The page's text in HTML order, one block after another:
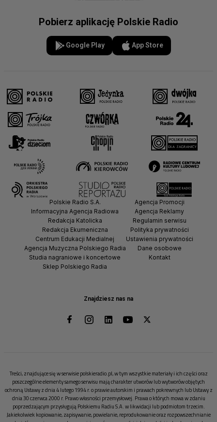
Pobierz aplikację Polskie Radio
Google Play App Store
Znajdziesz nas na
Polskie Radio S.A.
Informacyjna Agencja Radiowa
Redakcja Katolicka
Redakcja Ekumeniczna
Centrum Edukacji Medialnej
Agencja Muzyczna Polskiego Radia
Studia nagraniowe i koncertowe
Sklep Polskiego Radia
Agencja Promocji
Agencja Reklamy
Regulamin serwisu
Polityka prywatności
Ustawienia prywatności
Dane osobowe
Kontakt
Treści, znajdujące się w serwisie polskieradio.pl, w tym wszystkie materiały i ich części oraz
poszczególne elementy samego serwisu mają charakter utworów lub wytworów objętych
ochroną Ustawy z dnia 4 lutego 1994 r. o prawie autorskim i prawach pokrewnych lub Ustawy z
dnia 30 czerwca 2000 r. Prawo własności przemysłowej. Prawa o których mowa w zdaniu
poprzedzającym przysługują Polskiemu Radiu S.A. w likwidacji lub podmiotom trzecim.
Jakiekolwiek kopiowanie, zapisywanie, powielanie, reprodukowanie oraz rozpowszechnianie